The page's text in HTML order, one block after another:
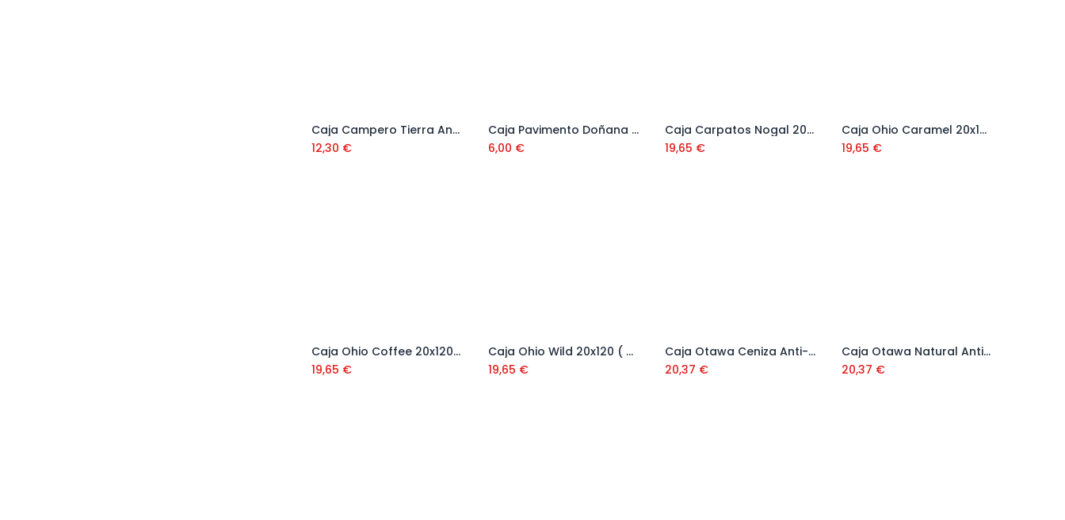
Añadir al carrito
Caja Campero Tierra Anti Slip 35*70 (1,23 m2)
12,30 €
Añadir al carrito
Caja Pavimento Doñana 40*40 ( 1m2)
6,00 €
Añadir al carrito
Caja Carpatos Nogal 20x120 (0,96 m2)
19,65 €
Añadir al carrito
Caja Ohio Caramel 20x120 (0,96 m2)
19,65 €
Añadir al carrito
Caja Ohio Coffee 20x120 (0,96 m2)
19,65 €
Añadir al carrito
Caja Ohio Wild 20x120 ( 0,96 m2)
19,65 €
Añadir al carrito
Caja Otawa Ceniza Anti-Slip 20x120 (0,96m2)
20,37 €
Añadir al carrito
Caja Otawa Natural Anti-Slip 20x120 (0,96 m2)
20,37 €